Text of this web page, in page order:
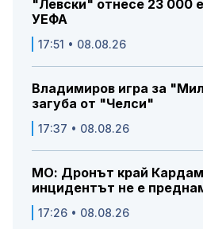
"Левски" отнесе 23 000
УЕФА
17:51 • 08.08.26
Владимиров игра за
загуба от "Челси"
17:37 • 08.08.26
МО: Дронът край Кардам
инцидентът не е
17:26 • 08.08.26